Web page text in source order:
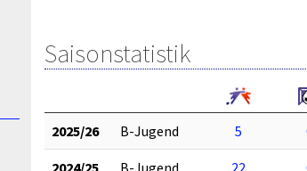
Saisonstatistik
2025/26 B-Jugend 5